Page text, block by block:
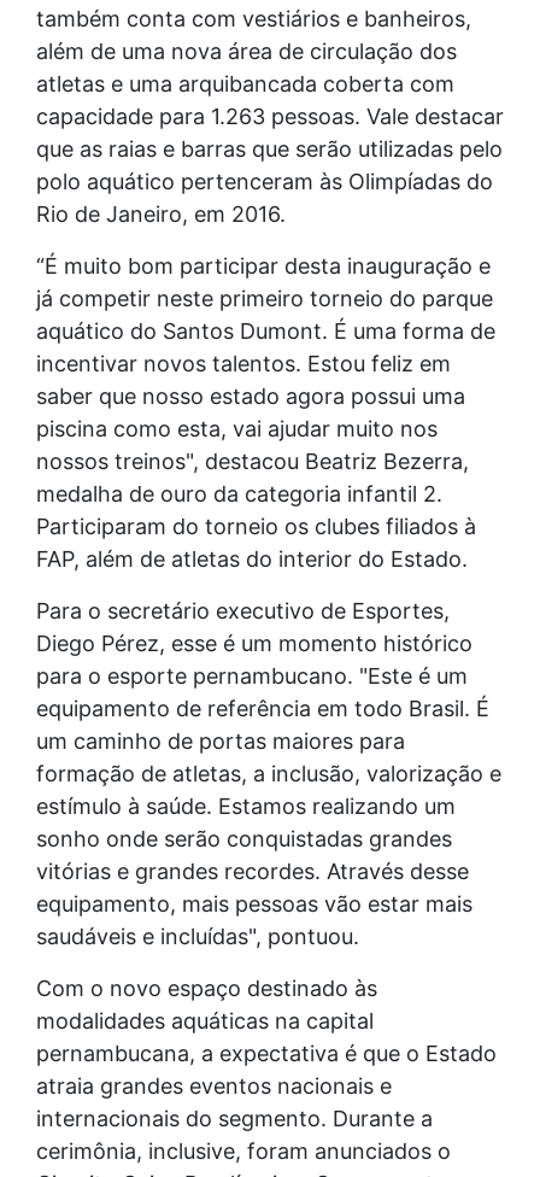
também conta com vestiários e banheiros,
além de uma nova área de circulação dos
atletas e uma arquibancada coberta com
capacidade para 1.263 pessoas. Vale destacar
que as raias e barras que serão utilizadas pelo
polo aquático pertenceram às Olimpíadas do
Rio de Janeiro, em 2016.
“É muito bom participar desta inauguração e
já competir neste primeiro torneio do parque
aquático do Santos Dumont. É uma forma de
incentivar novos talentos. Estou feliz em
saber que nosso estado agora possui uma
piscina como esta, vai ajudar muito nos
nossos treinos", destacou Beatriz Bezerra,
medalha de ouro da categoria infantil 2.
Participaram do torneio os clubes filiados à
FAP, além de atletas do interior do Estado.
Para o secretário executivo de Esportes,
Diego Pérez, esse é um momento histórico
para o esporte pernambucano. "Este é um
equipamento de referência em todo Brasil. É
um caminho de portas maiores para
formação de atletas, a inclusão, valorização e
estímulo à saúde. Estamos realizando um
sonho onde serão conquistadas grandes
vitórias e grandes recordes. Através desse
equipamento, mais pessoas vão estar mais
saudáveis e incluídas", pontuou.
Com o novo espaço destinado às
modalidades aquáticas na capital
pernambucana, a expectativa é que o Estado
atraia grandes eventos nacionais e
internacionais do segmento. Durante a
cerimônia, inclusive, foram anunciados o